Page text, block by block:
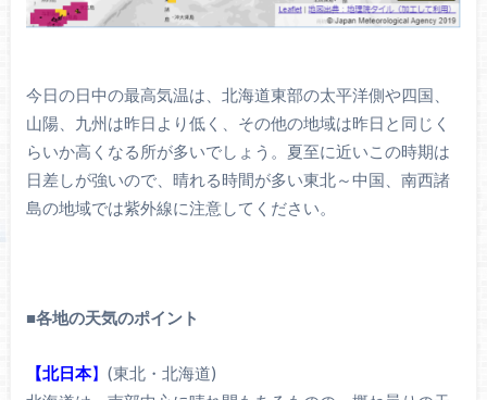
今日の日中の最高気温は、北海道東部の太平洋側や四国、
山陽、九州は昨日より低く、その他の地域は昨日と同じく
らいか高くなる所が多いでしょう。夏至に近いこの時期は
日差しが強いので、晴れる時間が多い東北～中国、南西諸
島の地域では紫外線に注意してください。
■各地の天気のポイント
【北日本】 (東北・北海道)